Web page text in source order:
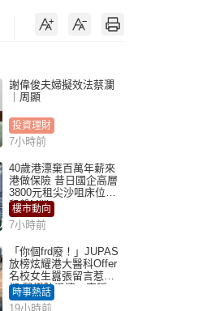
謝偉俊夫婦擬效法蔡瀾
｜周顯
投資理財
7小時前
40歲港漂棄百萬年薪來
港做保險 昔日國企高層
3800元租尖沙咀床位｜
租盤Million
樓市動向
7小時前
「你個frd廢！」JUPAS
放榜炫耀港大醫科Offer
名校女生囂張留言惹眾
怒 醫學院澄清：宣稱
「40.5分獲錄取」不符事
時事熱話
19小時前